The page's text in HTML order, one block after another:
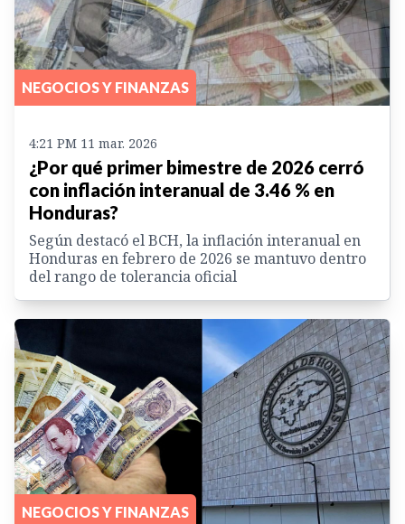
NEGOCIOS Y FINANZAS
4:21 PM 11 mar. 2026
¿Por qué primer bimestre de 2026 cerró
con inflación interanual de 3.46 % en
Honduras?
Según destacó el BCH, la inflación interanual en
Honduras en febrero de 2026 se mantuvo dentro
del rango de tolerancia oficial
NEGOCIOS Y FINANZAS